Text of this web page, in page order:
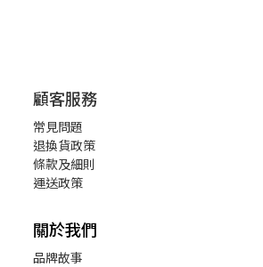
顧客服務
常見問題
退換貨政策
條款及細則
運送政策
關於我們
品牌故事